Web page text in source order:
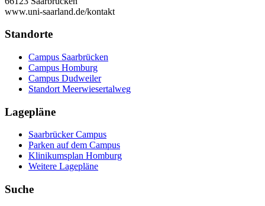
www.uni-saarland.de/kontakt
Standorte
Campus Saarbrücken
Campus Homburg
Campus Dudweiler
Standort Meerwiesertalweg
Lagepläne
Saarbrücker Campus
Parken auf dem Campus
Klinikumsplan Homburg
Weitere Lagepläne
Suche